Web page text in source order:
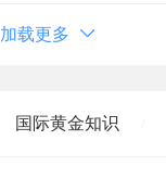
加载更多
国际黄金知识